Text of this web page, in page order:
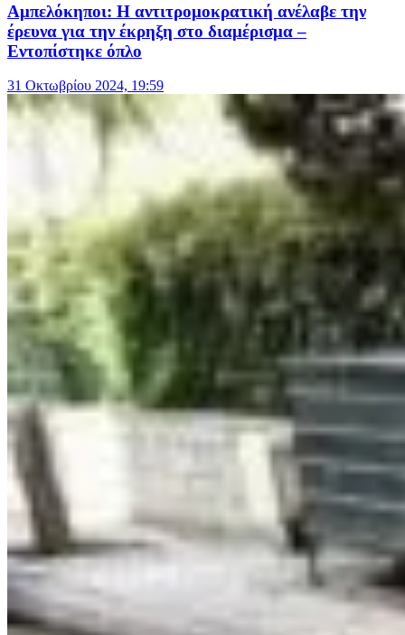
Αμπελόκηποι: Η αντιτρομοκρατική ανέλαβε την
έρευνα για την έκρηξη στο διαμέρισμα –
Εντοπίστηκε όπλο
31 Οκτωβρίου 2024, 19:59